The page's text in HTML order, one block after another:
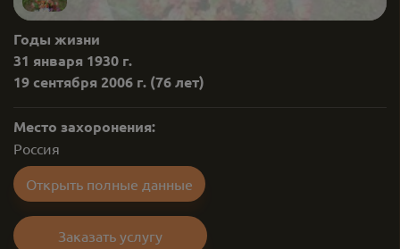
Годы жизни
31 января 1930 г.
19 сентября 2006 г. (76 лет)
Место захоронения:
Россия
Открыть полные данные
Заказать услугу